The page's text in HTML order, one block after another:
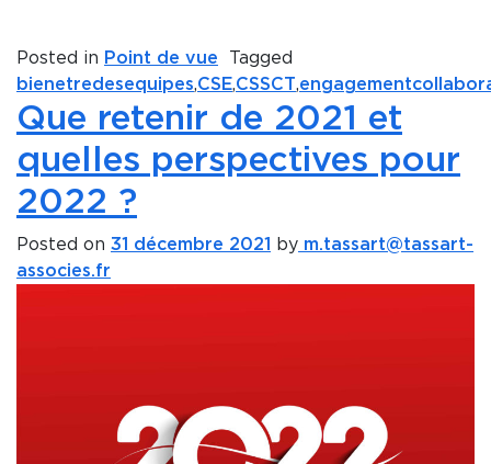
Posted in Point de vue
Tagged
bienetredesequipes,CSE,CSSCT,
Que retenir de 2021 et
quelles perspectives pour
2022 ?
Posted on 31 décembre 2021 by m.tassart@tassart-
associes.fr